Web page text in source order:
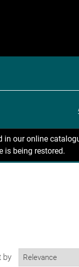
our online
is being restored.
by